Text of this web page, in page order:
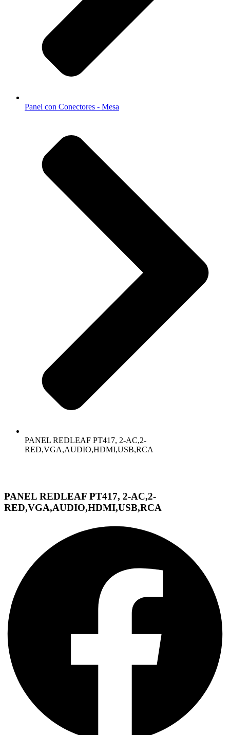
Panel con Conectores - Mesa
PANEL REDLEAF PT417, 2-AC,2-
RED,VGA,AUDIO,HDMI,USB,RCA
PANEL REDLEAF PT417, 2-AC,2-
RED,VGA,AUDIO,HDMI,USB,RCA